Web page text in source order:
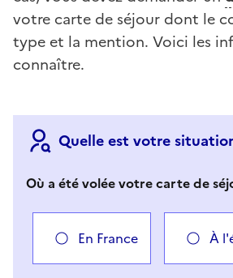
votre carte de séjour dont le
type et la mention. Voici les
connaître.
Quelle est votre
Où a été volée votre carte de
En France À